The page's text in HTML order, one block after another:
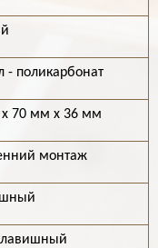
- поликарбонат
70 мм х 36 мм
монтаж